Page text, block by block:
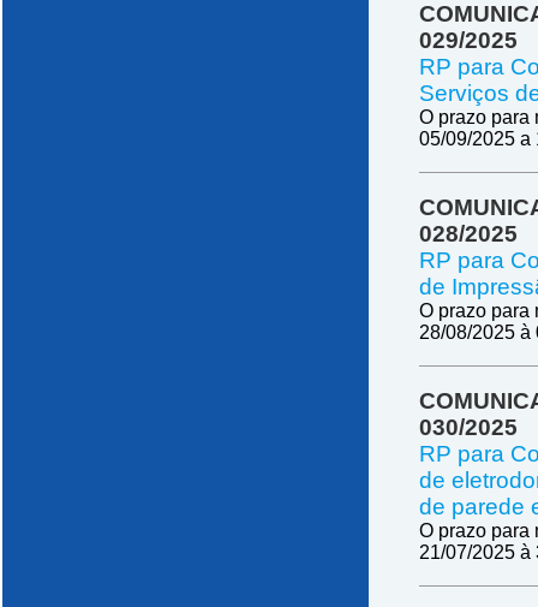
029/2025
RP para
Serviços
O prazo para
05/09/2025 a
028/2025
RP para
de
O prazo para
28/08/2025 à
030/2025
RP para
de
de parede
O prazo para
21/07/2025 à